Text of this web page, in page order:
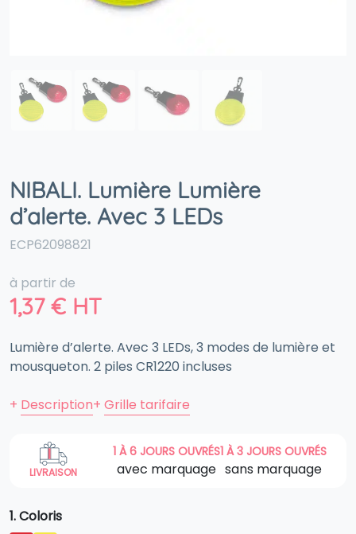
NIBALI. Lumière Lumière
d’alerte. Avec 3 LEDs
ECP62098821
à partir de
1,37 € HT
Lumière d’alerte. Avec 3 LEDs, 3 modes de lumière et
mousqueton. 2 piles CR1220 incluses
+ Description+ Grille tarifaire
LIVRAISON
1 À 6 JOURS OUVRÉS
avec marquage
1 À 3 JOURS OUVRÉS
sans marquage
1. Coloris